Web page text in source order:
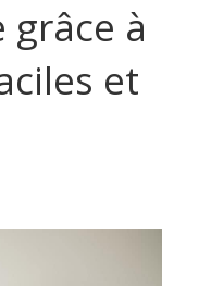
à
et